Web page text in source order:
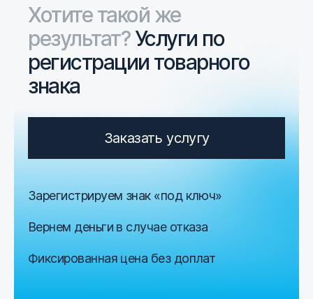
Хотите такой же
результат?Услуги по
регистрации товарного
знака
Заказать услугу
Зарегистрируем знак «под ключ»
Вернем деньги в случае отказа
Фиксированная цена без доплат